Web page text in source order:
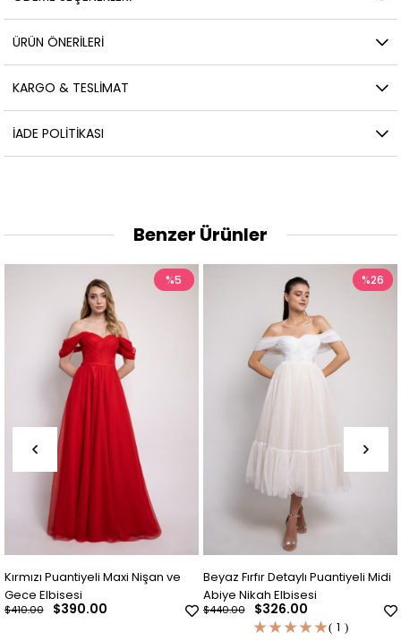
ÜRÜN ÖNERILERI
KARGO & TESLIMAT
İADE POLITIKASI
Benzer Ürünler
Kırmızı Puantiyeli Maxi Nişan ve
Gece Elbisesi
$390.00
$410.00
%5
Beyaz Fırfır Detaylı Puantiyeli Midi
Abiye Nikah Elbisesi
$326.00
$440.00
★★★★★ 1
%26